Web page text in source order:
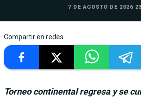
7 DE AGOSTO DE 2026
Compartir en redes
Torneo continental regresa y se